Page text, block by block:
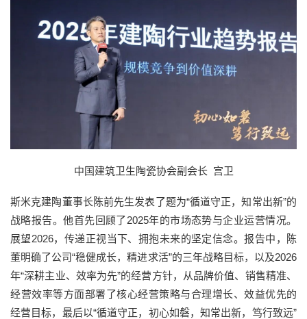
中国建筑卫生陶瓷协会副会长 宫卫
斯米克建陶董事长陈前先生发表了题为“循道守正，知常出新”的
战略报告。他首先回顾了2025年的市场态势与企业运营情况。
展望2026，传递正视当下、拥抱未来的坚定信念。报告中，陈
董明确了公司“稳健成长，精进求活”的三年战略目标，以及2026
年“深耕主业、效率为先”的经营方针，从品牌价值、销售精准、
经营效率等方面部署了核心经营策略与合理增长、效益优先的
经营目标，最后以“循道守正，初心如磐，知常出新，笃行致远”